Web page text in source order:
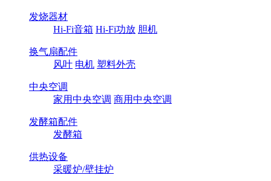
发烧器材
Hi-Fi音箱 Hi-Fi功放 胆机
换气扇配件
风叶 电机 塑料外壳
中央空调
家用中央空调 商用中央空调
发酵箱配件
发酵箱
供热设备
采暖炉/壁挂炉